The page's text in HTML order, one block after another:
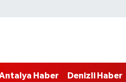
Haber Denizli Haber